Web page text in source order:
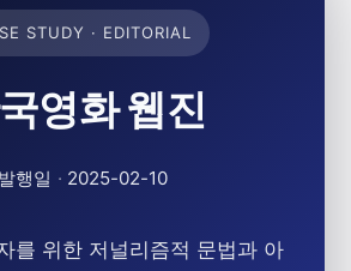
STUDY · EDITORIAL
영화 웹진
발행일 · 2025-02-10
를 위한 저널리즘적 문법과 아